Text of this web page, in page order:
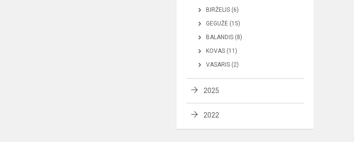
BIRŽELIS (6)
GEGUŽĖ (15)
BALANDIS (8)
KOVAS (11)
VASARIS (2)
2025
2022